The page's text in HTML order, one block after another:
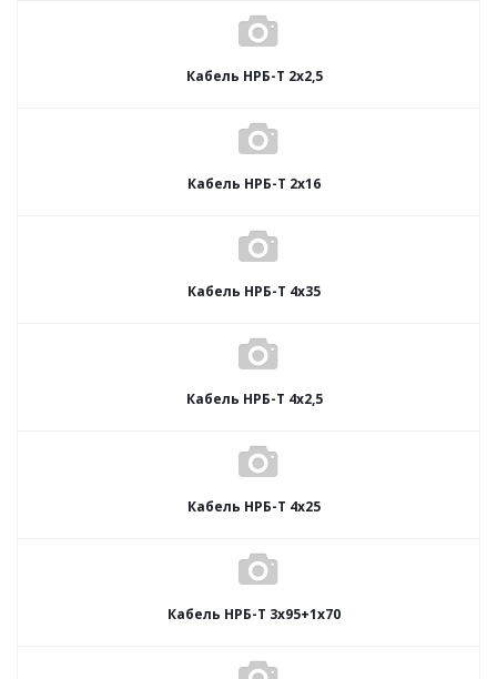
Кабель НРБ-Т 2х2,5
Кабель НРБ-Т 2х16
Кабель НРБ-Т 4х35
Кабель НРБ-Т 4х2,5
Кабель НРБ-Т 4х25
Кабель НРБ-Т 3х95+1х70